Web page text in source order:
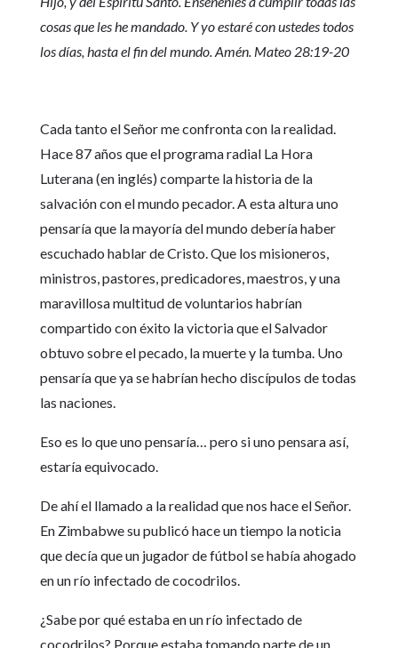
cosas que les he mandado. Y yo estaré con ustedes todos
los días, hasta el fin del mundo. Amén. Mateo 28:19-20
Cada tanto el Señor me confronta con la realidad.
Hace 87 años que el programa radial La Hora
Luterana (en inglés) comparte la historia de la
salvación con el mundo pecador. A esta altura uno
pensaría que la mayoría del mundo debería haber
escuchado hablar de Cristo. Que los misioneros,
ministros, pastores, predicadores, maestros, y una
maravillosa multitud de voluntarios habrían
compartido con éxito la victoria que el Salvador
obtuvo sobre el pecado, la muerte y la tumba. Uno
pensaría que ya se habrían hecho discípulos de todas
las naciones.
Eso es lo que uno pensaría… pero si uno pensara así,
estaría equivocado.
De ahí el llamado a la realidad que nos hace el Señor.
En Zimbabwe su publicó hace un tiempo la noticia
que decía que un jugador de fútbol se había ahogado
en un río infectado de cocodrilos.
¿Sabe por qué estaba en un río infectado de
cocodrilos? Porque estaba tomando parte de un